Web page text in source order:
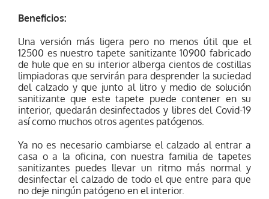
Beneficios:
Una versión más ligera pero no menos útil que el
12500 es nuestro tapete sanitizante 10900 fabricado
de hule que en su interior alberga cientos de costillas
limpiadoras que servirán para desprender la suciedad
del calzado y que junto al litro y medio de solución
sanitizante que este tapete puede contener en su
interior, quedarán desinfectados y libres del Covid-19
así como muchos otros agentes patógenos.
Ya no es necesario cambiarse el calzado al entrar a
casa o a la oficina, con nuestra familia de tapetes
sanitizantes puedes llevar un ritmo más normal y
desinfectar el calzado de todo el que entre para que
no deje ningún patógeno en el interior.